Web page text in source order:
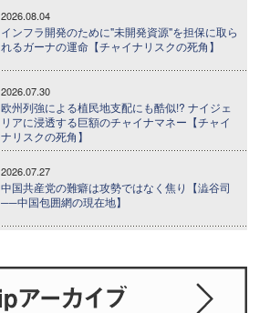
2026.08.04
インフラ開発のために"未開発資源"を担保に取ら
れるガーナの運命【チャイナリスクの死角】
2026.07.30
欧州列強による植民地支配にも酷似!? ナイジェ
リアに浸透する巨額のチャイナマネー【チャイ
ナリスクの死角】
2026.07.27
中国共産党の難癖は攻勢ではなく焦り【澁谷司
──中国包囲網の現在地】